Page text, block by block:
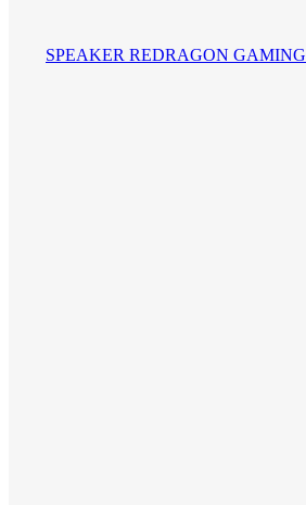
اسپیکر گیمینگ ردراگون SPEAKER REDRAGON GAMING